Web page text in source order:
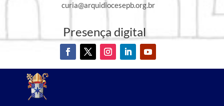
curia@arquidiocesepb.org.br
Presença digital